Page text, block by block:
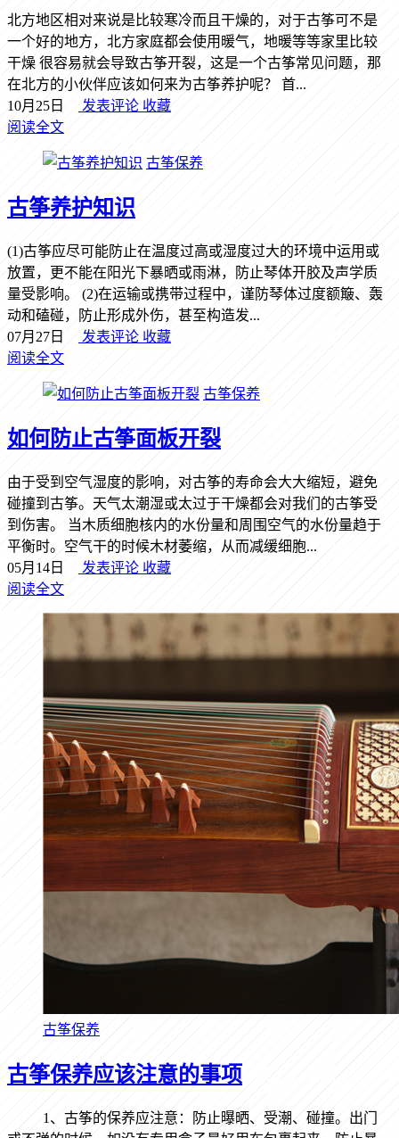
北方地区相对来说是比较寒冷而且干燥的，对于古筝可不是
一个好的地方，北方家庭都会使用暖气，地暖等等家里比较
干燥 很容易就会导致古筝开裂，这是一个古筝常见问题，那
在北方的小伙伴应该如何来为古筝养护呢？ 首...
10月25日
发表评论 收藏
阅读全文
古筝保养
古筝养护知识
(1)古筝应尽可能防止在温度过高或湿度过大的环境中运用或
放置，更不能在阳光下暴晒或雨淋，防止琴体开胶及声学质
量受影响。 (2)在运输或携带过程中，谨防琴体过度额簸、轰
动和磕碰，防止形成外伤，甚至构造发...
07月27日
发表评论 收藏
阅读全文
古筝保养
如何防止古筝面板开裂
由于受到空气湿度的影响，对古筝的寿命会大大缩短，避免
碰撞到古筝。天气太潮湿或太过于干燥都会对我们的古筝受
到伤害。 当木质细胞核内的水份量和周围空气的水份量趋于
平衡时。空气干的时候木材萎缩，从而减缓细胞...
05月14日
发表评论 收藏
阅读全文
古筝保养
古筝保养应该注意的事项
1、古筝的保养应注意：防止曝晒、受潮、碰撞。出门